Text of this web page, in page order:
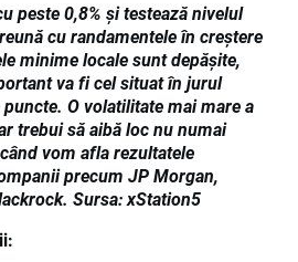
peste 0,8% și testează nivelul
cu randamentele în creștere
minime locale sunt depășite,
va fi cel situat în jurul
O volatilitate mai mare a
trebui să aibă loc nu numai
vom afla rezultatele
precum JP Morgan,
Sursa: xStation5